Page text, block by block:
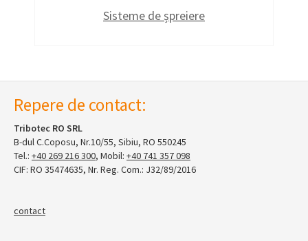
Sisteme de șpreiere
Repere de contact:
Tribotec RO SRL
B-dul C.Coposu, Nr.10/55, Sibiu, RO 550245
Tel.: +40 269 216 300, Mobil: +40 741 357 098
CIF: RO 35474635, Nr. Reg. Com.: J32/89/2016
contact